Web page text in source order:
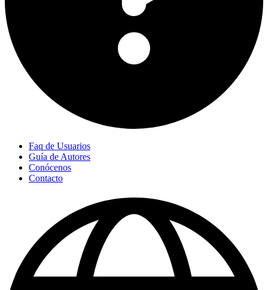
Faq de Usuarios
Guía de Autores
Conócenos
Contacto